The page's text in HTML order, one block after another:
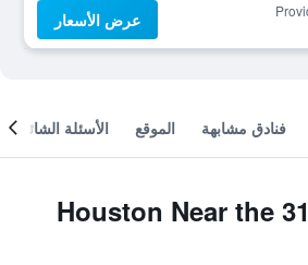
عرض الأسعار
فنادق مشابهة الموقع الأسئلة الشائعة
أفضل صفقات 31 Houston Near the